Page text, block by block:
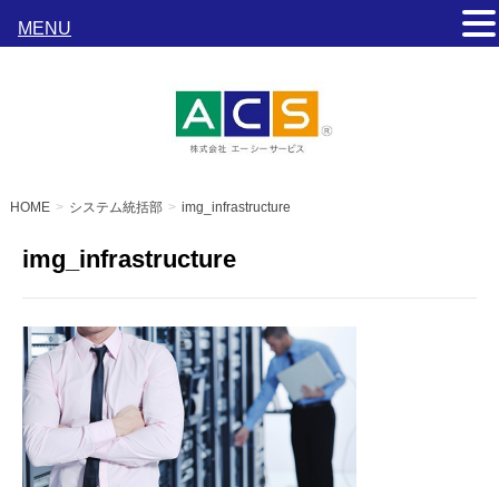
HOME システム統括部 img_infrastructure
img_infrastructure
MENU